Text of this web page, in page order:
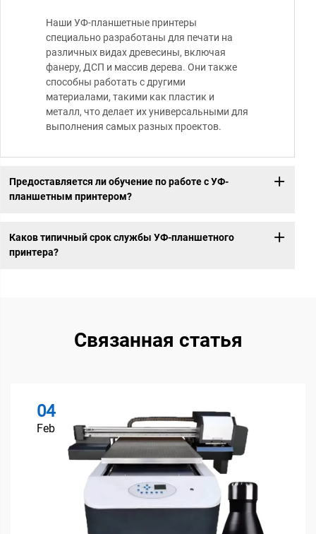
Наши УФ-планшетные принтеры
специально разработаны для печати на
различных видах древесины, включая
фанеру, ДСП и массив дерева. Они также
способны работать с другими
материалами, такими как пластик и
металл, что делает их универсальными для
выполнения самых разных проектов.
Предоставляется ли обучение по работе с УФ-
планшетным принтером?
Каков типичный срок службы УФ-планшетного
принтера?
Связанная статья
04
Feb